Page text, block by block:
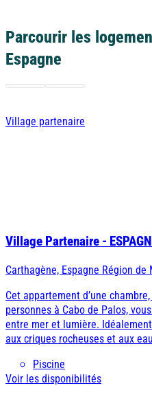
Parcourir les
Espagne
Village partenaire
Village Partenaire -
Carthagène, Espagne Région de
Cet appartement d’une
personnes à Cabo de Palos,
entre mer et lumière.
aux criques rocheuses et aux
logement est un havre de paix :
séjour tranquille, avec balcon,
Piscine
Voir les disponibilités